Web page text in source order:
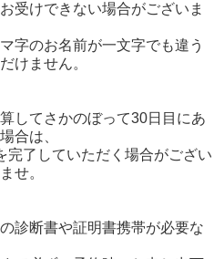
受けできない場合がございま
字のお名前が一文字でも違う
けません。
してさかのぼって30日目にあ
合は、
了していただく場合がござい
せ。
診断書や証明書携帯が必要な